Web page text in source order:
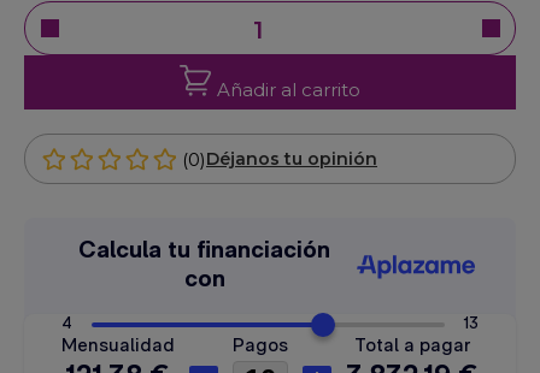
Añadir al carrito
(0)Déjanos tu opinión